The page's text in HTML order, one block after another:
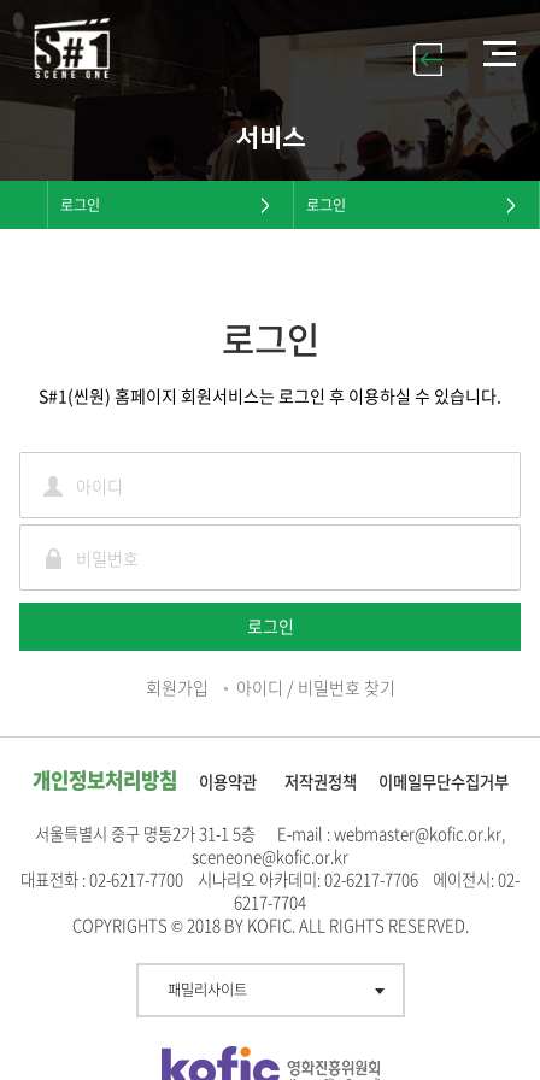
서비스
로그인 로그인
로그인
S#1(씬원) 홈페이지 회원서비스는 로그인 후 이용하실 수 있습니다.
로그인
회원가입 아이디 / 비밀번호 찾기
개인정보처리방침 이용약관 저작권정책 이메일무단수집거부
서울특별시 중구 명동2가 31-1 5층 E-mail : webmaster@kofic.or.kr,
sceneone@kofic.or.kr
대표전화 : 02-6217-7700 시나리오 아카데미: 02-6217-7706 에이전시: 02-
6217-7704
COPYRIGHTS © 2018 BY KOFIC. ALL RIGHTS RESERVED.
패밀리사이트